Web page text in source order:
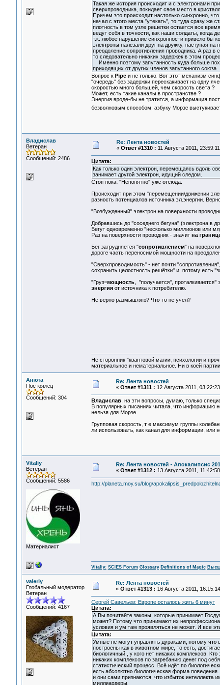
Такая же история происходит и с электронами
сверхпроводника, покидает свое место в
Причем это происходит настолько синхронно,
начал с этого места "утекать", то туда сразу же
плотность в том узле решетки остается все
ведут себя в точности, как наши солдаты, когда
т.к. любое нарушение синхронности привело бы
электроны налезали друг на дружку, наступая
преодоление сопротивления проводника. А раз в
то следовательно никаких задержек в этом
Именно поэтому запутанность куда больше
приходящих от других членов запутанного союза.
Вопрос к Pipeи не только. Вот этот механизм
"очередь" без задержки перескакивает на одну
скоростью много большей, чем скорость света ?
Может, есть такие каналы в пространстве ?
Энергия вроде-бы не тратится, а информация
безволновым способом, азбуку Морзе
Владислав
Ветеран
Сообщений: 2486
Re: Лента новостей
« Ответ #1310 : 11 Августа 2011,
Цитата:
Как только один электрон, перемещаясь вдоль
занимает другой электрон, идущий следом.
Стоп пока. "Непонятно" уже отсюда.
Происходит при этом "перемещении/движении
разность потенциалов источника эл.энергии.
"Возбужденный" электрон на поверхности
Добравшись до "соседнего бегуна" (электрона в
Бегут одновременно "несколько миллионов или
Раз на поверхности проводник - значит на
Бег затрудняется "сопротивлением" на
дороге часть переносимой мощности на
"Сверхпроводимость" - нет почти
сохранить целостность решётки" и потому есть
"Груз=мощность, "получается",
энергия от источника к потребителю.
Не верно размышляю? Что-то не учёл?
Не сторонник "квантовой магии, психологии и
материальное и нематериальное. Ни в коей
Анюта
Постоялец
Сообщений: 304
Re: Лента новостей
« Ответ #1311 : 12 Августа 2011,
Владислав, на эти вопросы, думаю, только
В популярных писаниях читала, что инфориацию
нельзя для Морзе
Групповая скорость, т е максимум группы
ли использовать, как канал для информации, или
Vitaliy
Ветеран
Сообщений: 5586
Материалист
Re: Лента новостей - Апокалипсис
« Ответ #1312 : 13 Августа 2011,
http://planeta.moy.su/blog/
Vitaliy: SCIES Forum Glossary Definitions of Magic
valeriy
Глобальный модератор
Ветеран
Сообщений: 4167
Re: Лента новостей
« Ответ #1313 : 16 Августа 2011,
Сергей Савельев: Европе осталось жить 6 минут
Цитата:
А Вы почитайте законы, которые принимает
может? Потому что принимают их
условия и ум там проявляться не может. И все
Цитата:
Умные не могут управлять дураками, потому что
построены как в животном мире, то есть,
биологичный , у кого нет никаких комплексов.
никаких комплексов по загребанию денег под
статистический процесс. Всё идёт по
есть абсолютно биологическая форма
и они сами признаются, что избыток
миллиардеры.